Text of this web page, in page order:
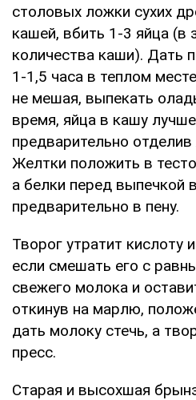
столовых ложки сухих
кашей, вбить 1-3 яйца (в
количества каши). Дать
1-1,5 часа в теплом
не мешая, выпекать
время, яйца в кашу
предварительно
Желтки положить в
а белки перед выпечкой
предварительно в пену.
Творог утратит кислоту
если смешать его с
свежего молока и
откинув на марлю,
дать молоку стечь, а
пресс.
Старая и высохшая